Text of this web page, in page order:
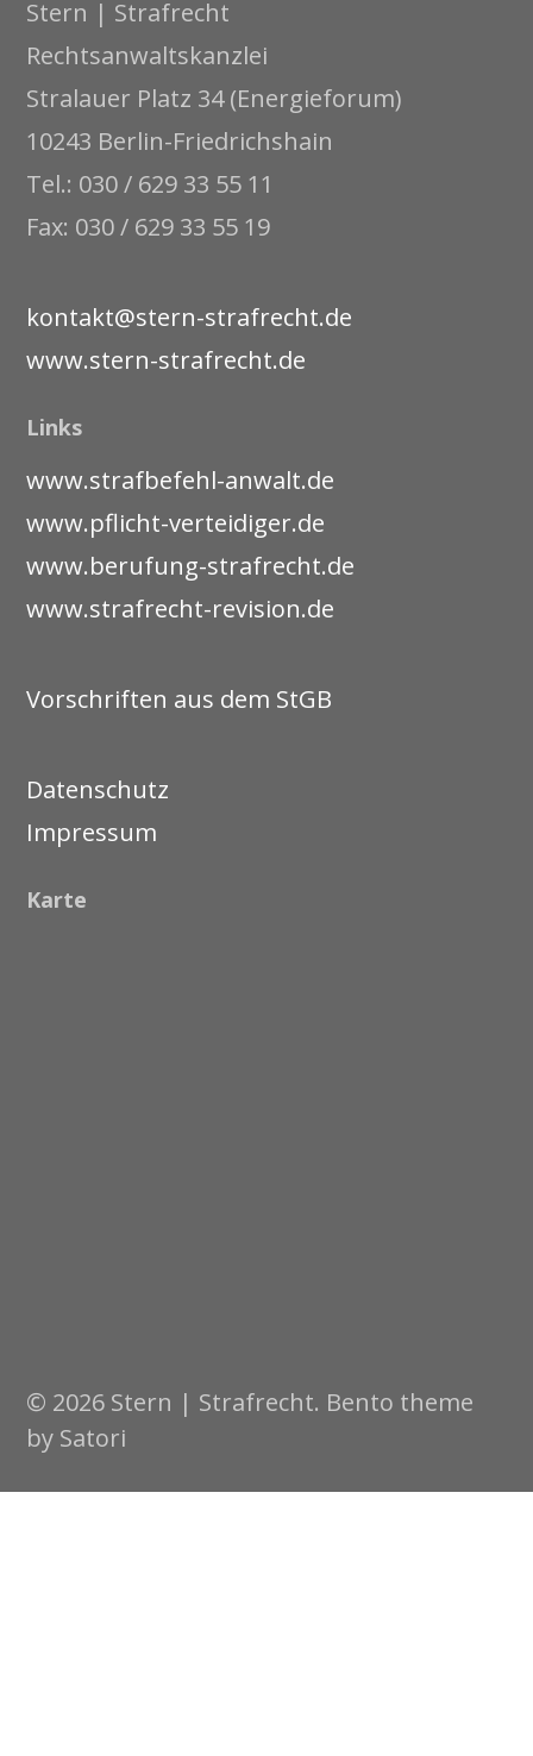
Stern | Strafrecht
Rechtsanwaltskanzlei
Stralauer Platz 34 (Energieforum)
10243 Berlin-Friedrichshain
Tel.: 030 / 629 33 55 11
Fax: 030 / 629 33 55 19
kontakt@stern-strafrecht.de
www.stern-strafrecht.de
Links
www.strafbefehl-anwalt.de
www.pflicht-verteidiger.de
www.berufung-strafrecht.de
www.strafrecht-revision.de
Vorschriften aus dem StGB
Datenschutz
Impressum
Karte
© 2026 Stern | Strafrecht. Bento theme
by Satori